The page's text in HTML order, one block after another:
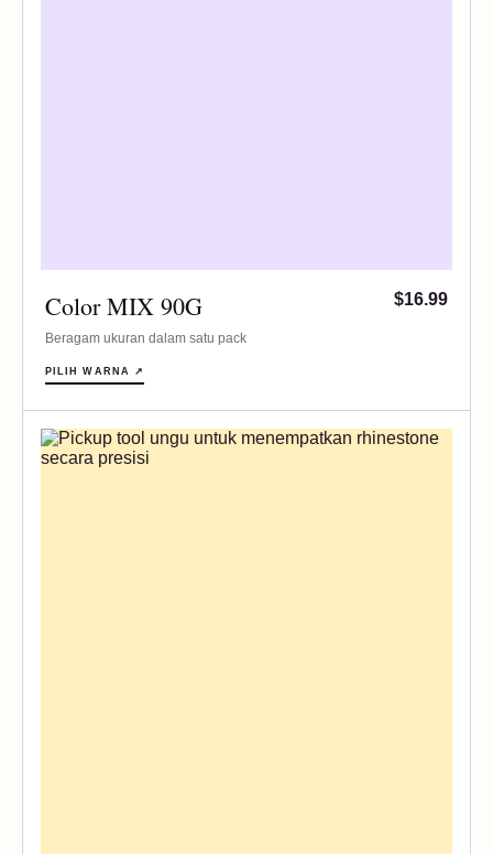
Color MIX 90G
Beragam ukuran dalam satu pack
$16.99
PILIH WARNA ↗